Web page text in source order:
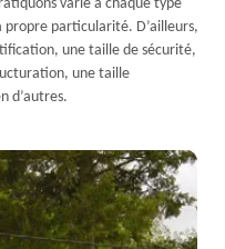
varie à chaque type
propre particularité. D’ailleurs,
une taille de sécurité,
une taille
d’autres.